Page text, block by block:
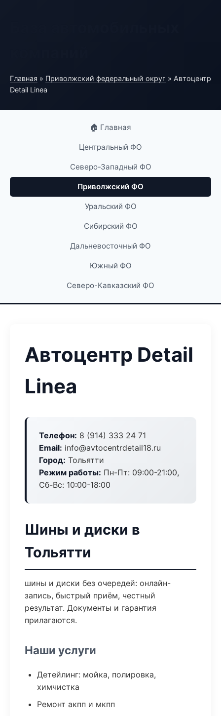
Главная » Приволжский федеральный округ » Автоцентр
Detail Linea
🏠 Главная
Центральный ФО
Северо-Западный ФО
Приволжский ФО
Уральский ФО
Сибирский ФО
Дальневосточный ФО
Южный ФО
Северо-Кавказский ФО
Автоцентр Detail
Linea
Телефон: 8 (914) 333 24 71
Email: info@avtocentrdetail18.ru
Город: Тольятти
Режим работы: Пн-Пт: 09:00-21:00,
Сб-Вс: 10:00-18:00
Шины и диски в
Тольятти
шины и диски без очередей: онлайн-
запись, быстрый приём, честный
результат. Документы и гарантия
прилагаются.
Наши услуги
Детейлинг: мойка, полировка,
химчистка
Ремонт акпп и мкпп